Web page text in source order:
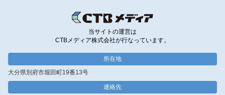
当サイトの運営は
CTBメディア株式会社が行なっています。
所在地
大分県別府市堀田町19番13号
連絡先